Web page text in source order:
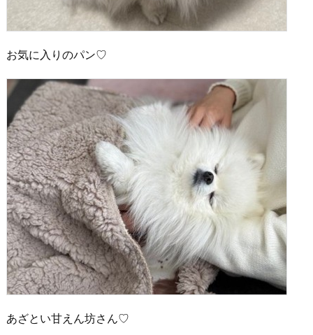
お気に入りのパン♡
あざとい甘えん坊さん♡